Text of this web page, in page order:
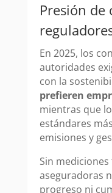
Presión de
En 2025, los
autoridades
con la
prefieren
mientras que
estándares
emisiones y
Sin
aseguradoras
progreso ni